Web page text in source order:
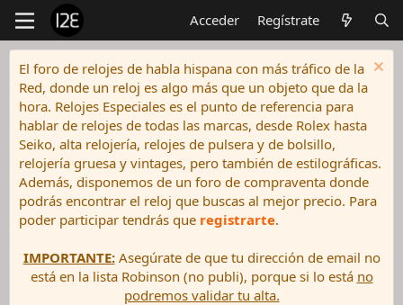
Acceder Regístrate
El foro de relojes de habla hispana con más tráfico de la
Red, donde un reloj es algo más que un objeto que da la
hora. Relojes Especiales es el punto de referencia para
hablar de relojes de todas las marcas, desde Rolex hasta
Seiko, alta relojería, relojes de pulsera y de bolsillo,
relojería gruesa y vintages, pero también de estilográficas.
Además, disponemos de un foro de compraventa donde
podrás encontrar el reloj que buscas al mejor precio. Para
poder participar tendrás que registrarte.
IMPORTANTE:Asegúrate de que tu dirección de email no
está en la lista Robinson (no publi), porque si lo está no
podremos validar tu alta.